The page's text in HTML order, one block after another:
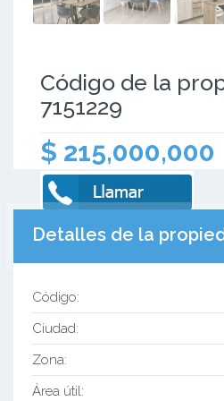
Código de la
7151229
$ 215,000,000
Detalles de la
Código:
Ciudad:
Zona:
Área útil: